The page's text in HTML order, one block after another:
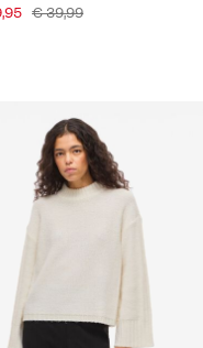
€ 39,99